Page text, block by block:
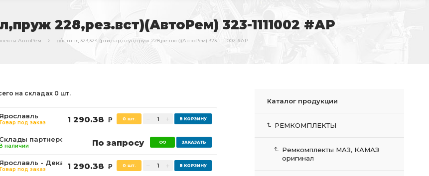
228,рез.вст)(АвтоРем) 323-1111002 #АР
АвтоРем р/к тнвд 323,324 (рти,пар,втул,пруж 228,рез.вст)(АвтоРем) 323-1111002 #АР
на складах 0 шт.
Ярославль
под заказ 1 290.38 Р 0 шт.
Склады партнеров
наличии По запросу
Ярославль - Декабристов
под заказ 1 290.38 Р 0 шт.
Каталог продукции
РЕМКОМПЛЕКТЫ
Ремкомплекты МАЗ, КАМАЗ
оригинал